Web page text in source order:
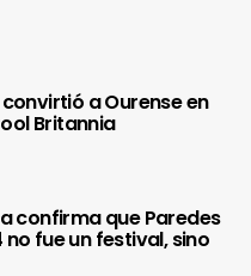
convirtió a Ourense en
Britannia
confirma que Paredes
fue un festival, sino